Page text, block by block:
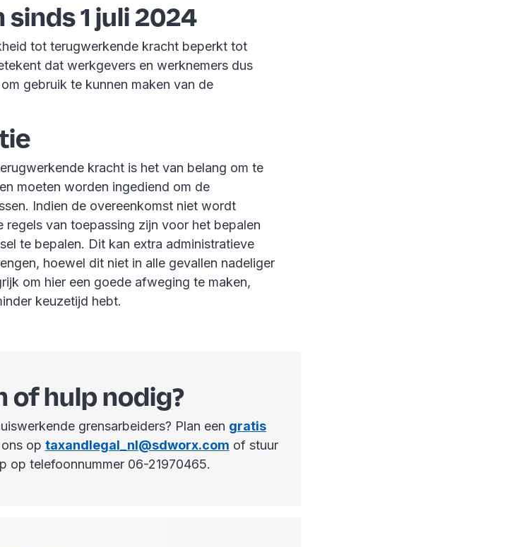
1 juli 2024
tot terugwerkende kracht beperkt tot
dat werkgevers en werknemers dus
gebruik te kunnen maken van de
kracht is het van belang om te
moeten worden ingediend om de
Indien de overeenkomst niet wordt
regels van toepassing zijn voor het bepalen
te bepalen. Dit kan extra administratieve
hoewel dit niet in alle gevallen nadeliger
om hier een goede afweging te maken,
keuzetijd hebt.
of hulp nodig?
grensarbeiders? Plan een gratis
op taxandlegal_nl@sdworx.com of stuur
op telefoonnummer 06-21970465.